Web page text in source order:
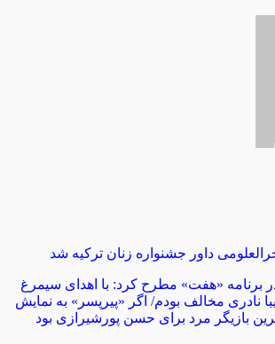
داور جشنواره زنان ترکیه شد
برنامه «هفت» مطرح کرد: با اهدای سیمرغ
نادری مخالف بودم/ اگر «پیرپسر» به نمایش
بازیگر مرد برای حسن پورشیرازی بود